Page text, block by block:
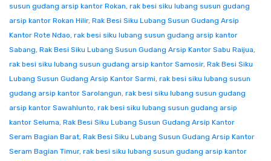
susun gudang arsip kantor Rokan, rak besi siku lubang susun gudang
arsip kantor Rokan Hilir, Rak Besi Siku Lubang Susun Gudang Arsip
Kantor Rote Ndao, rak besi siku lubang susun gudang arsip kantor
Sabang, Rak Besi Siku Lubang Susun Gudang Arsip Kantor Sabu Raijua,
rak besi siku lubang susun gudang arsip kantor Samosir, Rak Besi Siku
Lubang Susun Gudang Arsip Kantor Sarmi, rak besi siku lubang susun
gudang arsip kantor Sarolangun, rak besi siku lubang susun gudang
arsip kantor Sawahlunto, rak besi siku lubang susun gudang arsip
kantor Seluma, Rak Besi Siku Lubang Susun Gudang Arsip Kantor
Seram Bagian Barat, Rak Besi Siku Lubang Susun Gudang Arsip Kantor
Seram Bagian Timur, rak besi siku lubang susun gudang arsip kantor